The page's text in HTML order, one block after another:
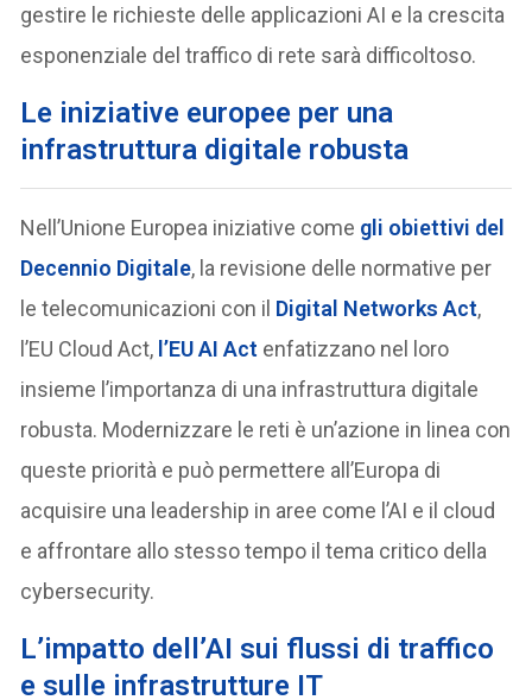
gestire le richieste delle applicazioni AI e la crescita
esponenziale del traffico di rete sarà difficoltoso.
Le iniziative europee per una
infrastruttura digitale robusta
Nell’Unione Europea iniziative come gli obiettivi del
Decennio Digitale, la revisione delle normative per
le telecomunicazioni con il Digital Networks Act,
l’EU Cloud Act, l’EU AI Act enfatizzano nel loro
insieme l’importanza di una infrastruttura digitale
robusta. Modernizzare le reti è un’azione in linea con
queste priorità e può permettere all’Europa di
acquisire una leadership in aree come l’AI e il cloud
e affrontare allo stesso tempo il tema critico della
cybersecurity.
L’impatto dell’AI sui flussi di traffico
e sulle infrastrutture IT